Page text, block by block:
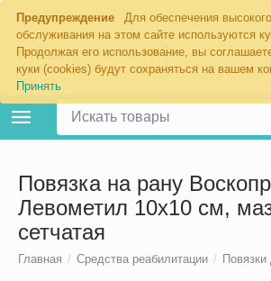
Предупреждение
Для обеспечения
обслуживания на этом сайте используются
Продолжая его использование, вы
куки (cookies) будут сохраняться на вашем
Принять
Повязка на рану
Левометил 10х10 см,
сетчатая
Главная / Средства реабилитации / Повязки